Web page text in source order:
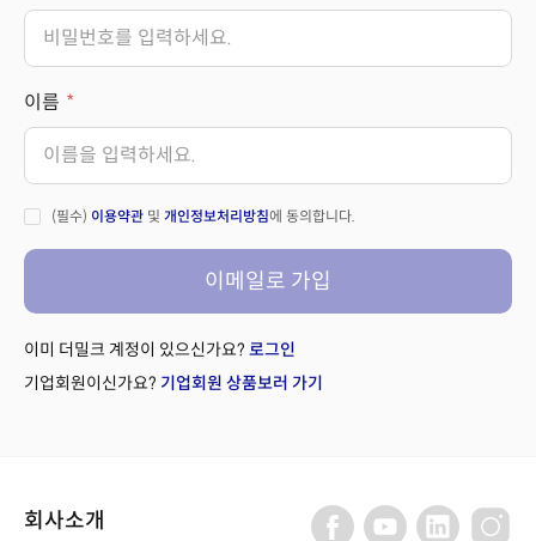
이름
(필수) 이용약관 및 개인정보처리방침에 동의합니다.
이메일로 가입
이미 더밀크 계정이 있으신가요? 로그인
기업회원이신가요? 기업회원 상품보러 가기
회사소개